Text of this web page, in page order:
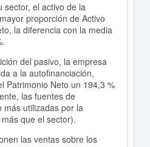
sector, el activo de la
proporción de Activo
la diferencia con la media
del pasivo, la empresa
a la autofinanciación,
Patrimonio Neto un 194,3 %
las fuentes de
más utilizadas por la
que el sector).
las ventas sobre los